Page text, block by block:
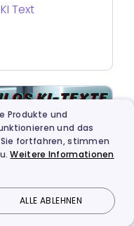
Text
Produkte und
und das
fortfahren, stimmen
Weitere Informationen
ALLE ABLEHNEN